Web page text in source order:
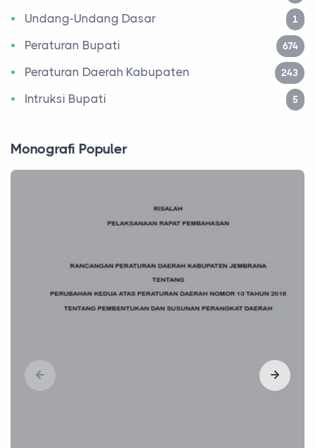
Undang-Undang Dasar 1
Peraturan Bupati 674
Peraturan Daerah Kabupaten 243
Intruksi Bupati 5
Monografi Populer